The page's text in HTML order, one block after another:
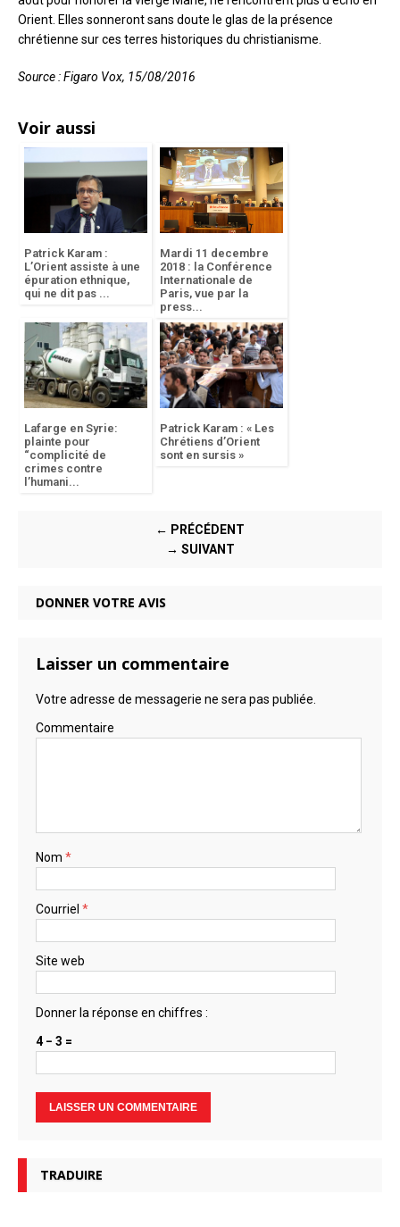
Orient. Elles sonneront sans doute le glas de la présence
chrétienne sur ces terres historiques du christianisme.
Source : Figaro Vox, 15/08/2016
Voir aussi
Patrick Karam :
L’Orient assiste à une
épuration ethnique,
qui ne dit pas ...
Mardi 11 decembre
2018 : la Conférence
Internationale de
Paris, vue par la
press...
Lafarge en Syrie:
plainte pour
“complicité de
crimes contre
l’humani...
Patrick Karam : « Les
Chrétiens d’Orient
sont en sursis »
← PRÉCÉDENT
→ SUIVANT
DONNER VOTRE AVIS
Laisser un commentaire
Votre adresse de messagerie ne sera pas publiée.
Commentaire
Nom *
Courriel *
Site web
Donner la réponse en chiffres :
4 − 3 =
TRADUIRE